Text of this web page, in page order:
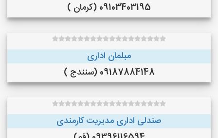
09103403195 (کرمان )
مبلمان اداری
09187884148 (سنندج )
صندلی اداری مدیریت کارمندی